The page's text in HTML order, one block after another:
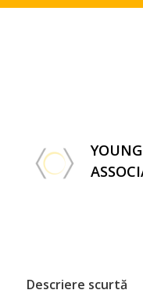
Descriere scurtă